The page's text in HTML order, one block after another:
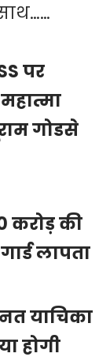
पर
गोडसे
करोड़ की
लापता
याचिका
होगी